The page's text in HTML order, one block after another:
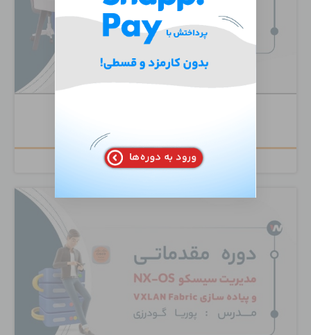
۲,۰۰۰,۰۰۰تومان